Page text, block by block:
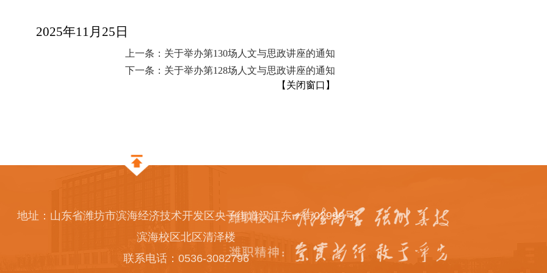
年11月 25 日
上一条：关于举办第130场人文与思政讲座的通知
下一条：关于举办第128场人文与思政讲座的通知
【 关闭窗口 】
地址：山东省潍坊市滨海经济技术开发区央子街道汉江东一街02999号
滨海校区北区清泽楼
联系电话：0536-3082796